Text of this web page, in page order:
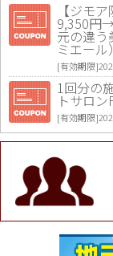
【ジモ
9,350円
元の違
ミエール
[有効期限
1回分の
トサロン
[有効期限
値段提示
P！※チ
駅前店）
[有効期限
★ジモア
ュラル＆
[有効期限